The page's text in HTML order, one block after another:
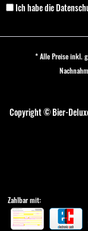
Ich habe die
* Alle Preise inkl.
Copyright © Bier-
Zahlbar mit: